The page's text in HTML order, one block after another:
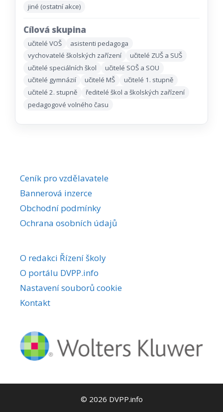
jiné (ostatní akce)
Cílová skupina
učitelé VOŠ
asistenti pedagoga
vychovatelé školských zařízení
učitelé ZUŠ a SUŠ
učitelé speciálních škol
učitelé SOŠ a SOU
učitelé gymnázií
učitelé MŠ
učitelé 1. stupně
učitelé 2. stupně
ředitelé škol a školských zařízení
pedagogové volného času
Ceník pro vzdělavatele
Bannerová inzerce
Obchodní podmínky
Ochrana osobních údajů
O redakci Řízení školy
O portálu DVPP.info
Nastavení souborů cookie
Kontakt
© 2026 DVPP.info